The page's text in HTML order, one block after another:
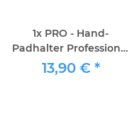
1x PRO - Hand-
Padhalter Professional
ca 10x25
13,90 € *